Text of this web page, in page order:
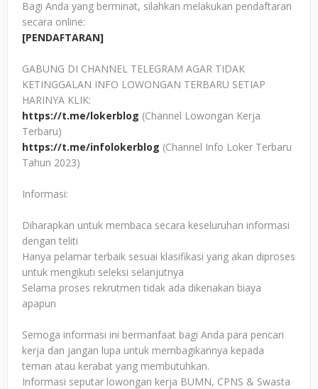
Bagi Anda yang berminat, silahkan melakukan pendaftaran
secara online:
[PENDAFTARAN]
GABUNG DI CHANNEL TELEGRAM AGAR TIDAK
KETINGGALAN INFO LOWONGAN TERBARU SETIAP
HARINYA KLIK:
https://t.me/lokerblog (Channel Lowongan Kerja
Terbaru)
https://t.me/infolokerblog (Channel Info Loker Terbaru
Tahun 2023)
Informasi:
Diharapkan untuk membaca secara keseluruhan informasi
dengan teliti
Hanya pelamar terbaik sesuai klasifikasi yang akan diproses
untuk mengikuti seleksi selanjutnya
Selama proses rekrutmen tidak ada dikenakan biaya
apapun
Semoga informasi ini bermanfaat bagi Anda para pencari
kerja dan jangan lupa untuk membagikannya kepada
teman atau kerabat yang membutuhkan.
Informasi seputar lowongan kerja BUMN, CPNS & Swasta